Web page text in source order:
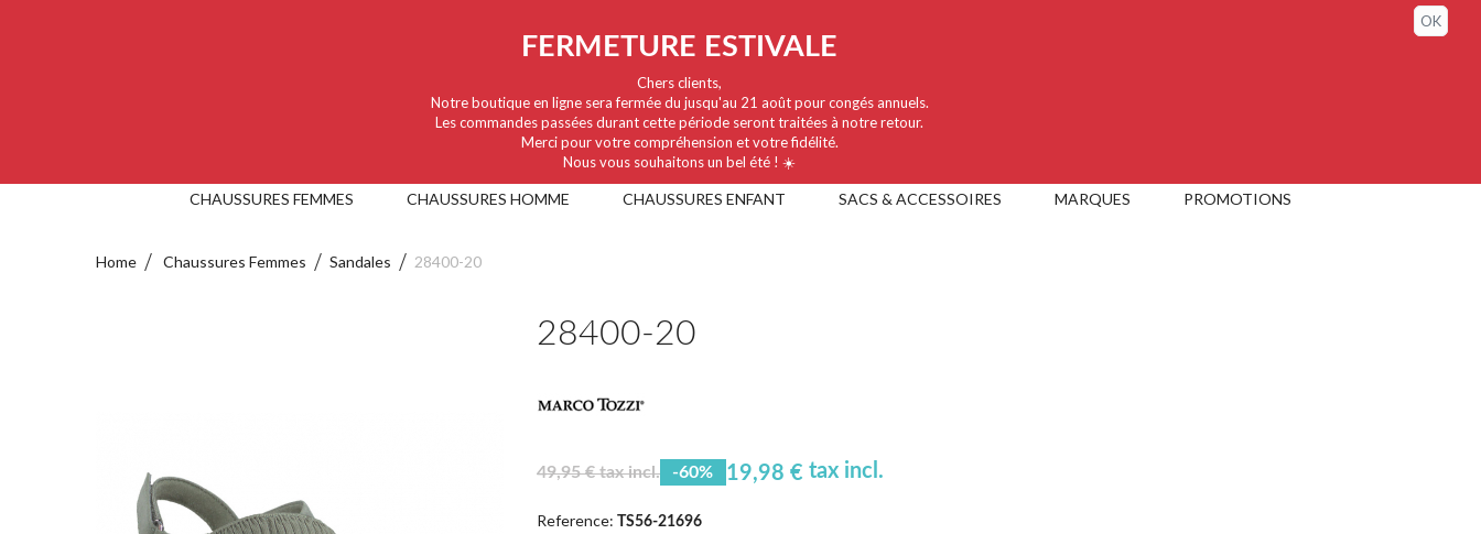
CHAUSSURES FEMMES CHAUSSURES HOMME CHAUSSURES ENFANT SACS & ACCESSOIRES MARQUES PROMOTIONS
FERMETURE ESTIVALE
Chers clients,
Notre boutique en ligne sera fermée du jusqu'au 21 août pour congés annuels.
Les commandes passées durant cette période seront traitées à notre retour.
Merci pour votre compréhension et votre fidélité.
Nous vous souhaitons un bel été ! ☀️
OK
Home Chaussures Femmes Sandales 28400-20
28400-20
49,95 € tax incl. -60% 19,98 € tax incl.
Reference: TS56-21696